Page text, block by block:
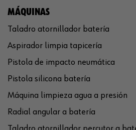
MÁQUINAS
Taladro atornillador batería
Aspirador limpia tapicería
Pistola de impacto neumática
Pistola silicona batería
Máquina limpieza agua a presión
Radial angular a batería